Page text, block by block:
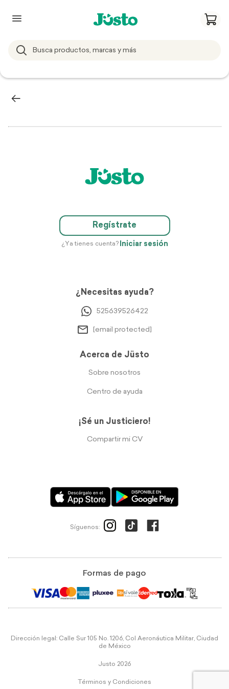
Regístrate
¿Ya tienes cuenta? Iniciar sesión
¿Necesitas ayuda?
525639526422
[email protected]
Acerca de Jüsto
Sobre nosotros
Centro de ayuda
¡Sé un Justiciero!
Compartir mi CV
Síguenos:
Formas de pago
Dirección legal: Calle Sur 105 No. 1206, Col Aeronáutica Militar, Ciudad
de México
Justo 2026
Términos y Condiciones